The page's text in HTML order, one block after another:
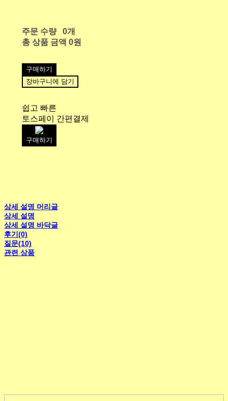
주문 수량
0개
총 상품 금액 0원
구매하기
장바구니에 담기
쉽고 빠른
토스페이 간편결제
구매하기
상세 설명 머리글
상세 설명
상세 설명 바닥글
후기(0)
질문(10)
관련 상품